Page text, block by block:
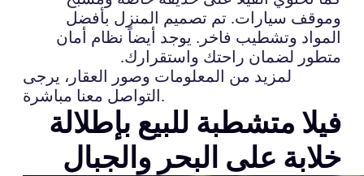
وموقف سيارات. تم تصميم المنزل بأفضل
المواد وتشطيب فاخر. يوجد أيضاً نظام أمان
متطور لضمان راحتك واستقرارك.
لمزيد من المعلومات وصور العقار، يرجى
التواصل معنا مباشرة.
فيلا متشطبة للبيع بإطلالة
خلابة على البحر والجبال